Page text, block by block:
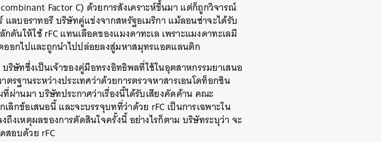
Factor C) ด้วยการสังเคราะห์ขึ้นมา แต่ก็ถูกวิจารณ์
แลบอราทอรี บริษัทคู่แข่งจากสหรัฐอเมริกา แม้ลอนซ่าจะได้รับ
นให้ใช้ rFC แทนเลือดของแมงดาทะเล เพราะแมงดาทะเลมี
ออกไปและถูกนำไปปล่อยลงสู่มหาสมุทรแอตแลนติก
ริษัทซึ่งเป็นเจ้าของคู่มือทรงอิทธิพลที่ใช้ในอุตสาหกรรมยาเสนอ
รฐานระหว่างประเทศว่าด้วยการตรวจหาสารเอนโดท็อกซิน
ผ่านมา บริษัทประกาศว่าเรื่องนี้ได้รับเสียงคัดค้าน คณะ
ลิกข้อเสนอนี้ และจะบรรจุบทที่ว่าด้วย rFC เป็นการเฉพาะใน
งเหตุผลของการตัดสินใจครั้งนี้ อย่างไรก็ตาม บริษัทระบุว่า จะ
สอบด้วย rFC